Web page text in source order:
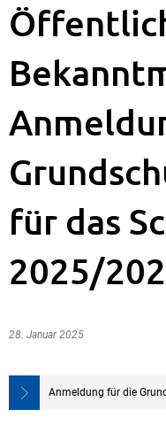
für das
2025/
28. Januar 2025
Anmeldung für die